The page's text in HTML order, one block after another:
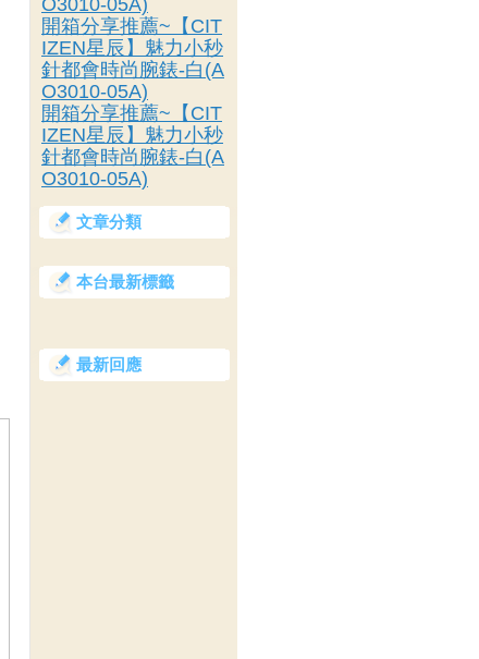
O3010-05A)
開箱分享推薦~【CIT
IZEN星辰】魅力小秒
針都會時尚腕錶-白(A
O3010-05A)
開箱分享推薦~【CIT
IZEN星辰】魅力小秒
針都會時尚腕錶-白(A
O3010-05A)
文章分類
本台最新標籤
最新回應